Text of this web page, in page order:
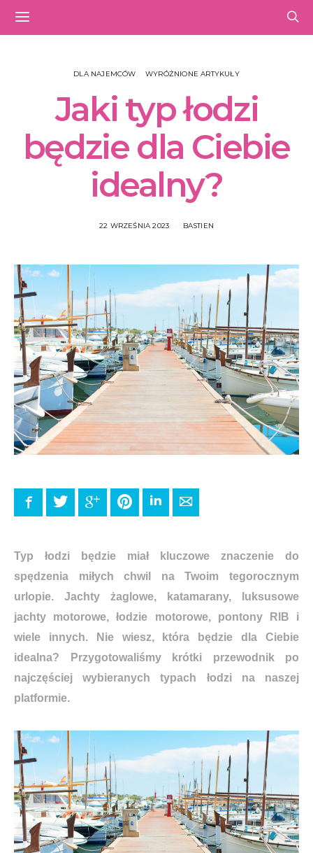
DLA NAJEMCÓW WYRÓŻNIONE ARTYKUŁY
Jaki typ łodzi
będzie dla Ciebie
idealny?
22 WRZEŚNIA 2023 BASTIEN
FacebookTwitter Google+ PinterestLinkedInE-mail
Typ łodzi będzie miał kluczowe znaczenie do
spędzenia miłych chwil na Twoim tegorocznym
urlopie. Jachty żaglowe, katamarany, luksusowe
jachty motorowe, łodzie motorowe, pontony RIB i
wiele innych. Nie wiesz, która będzie dla Ciebie
idealna? Przygotowaliśmy krótki przewodnik po
najczęściej wybieranych typach łodzi na naszej
platformie.